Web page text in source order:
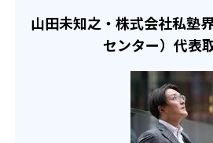
個太郎塾では、生徒が通う学校の定
塾の宿題にプラスする形で別の宿題
の苦手問題に取り組むためのものだ
動させることで、定期テストでの得
ているかチェックするための確認テ
基礎力を定着させるための特訓テス
学習成果の確実な定着を進めるとと
げ、“苦手”を “得意”にする指導を行
進路などの相談もして
個太郎塾には授業を担当する講師に
配置している。この教室責任者は、
どんなメリットが
個太郎塾には、以下のようなメリッ
・全学年／全科目を指導している。
個太郎塾では、小学1年生から大学
いる。指導の対象科目は全科目であ
から始めることができ、上限もない
-
十文字中学・高等学校 -
淑
成城
山田未知之・株式会社私塾
センター）代表